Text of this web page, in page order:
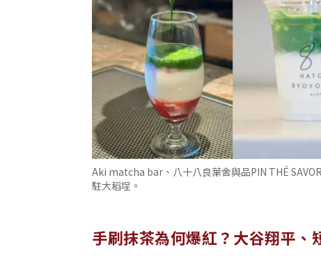
Aki matcha bar、八十八良葉舍與品PIN THÉ
駐大稻埕。
手刷抹茶為何爆紅？大谷翔平、